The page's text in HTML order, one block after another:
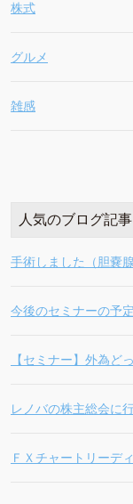
株式
グルメ
雑感
人気のブログ記事
手術しました（胆嚢
今後のセミナーの予定
【セミナー】外為ど
レノバの株主総会に
ＦＸチャートリーデ